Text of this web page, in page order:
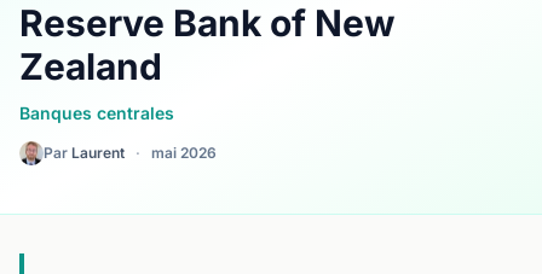
Reserve Bank of New
Zealand
Banques centrales
Par Laurent · mai 2026